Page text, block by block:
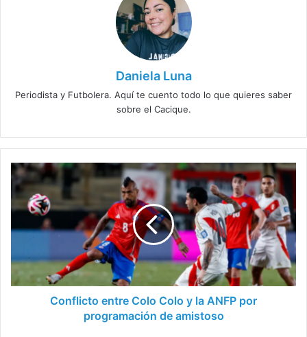
Daniela Luna
Periodista y Futbolera. Aquí te cuento todo lo que quieres saber
sobre el Cacique.
Conflicto
entre
Colo
Colo
y
ANFP
por
programación
Conflicto entre Colo Colo y la ANFP por
programación de amistoso